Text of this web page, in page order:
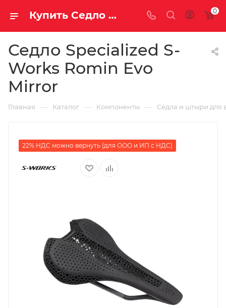
Купить Седло Specialized S-Works Romin Evo Mirror за рублей, а со скидкой 0
Седло Specialized S-
Works Romin Evo
Mirror
Главная — Каталог — Компоненты — Седла и штыри для
22% НДС можно вернуть (для ООО и ИП с НДС)